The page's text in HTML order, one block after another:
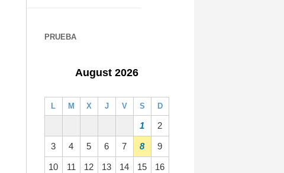
PRUEBA
August 2026
L M X J V S D
1 2
3 4 5 6 7 8 9
10 11 12 13 14 15 16